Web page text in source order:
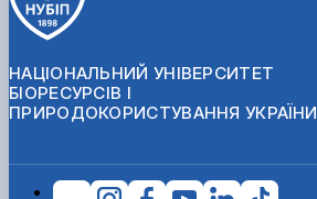
НАЦІОНАЛЬНИЙ УНІВЕРСИТЕТ
БІОРЕСУРСІВ І
ПРИРОДОКОРИСТУВАННЯ УКРАЇНИ